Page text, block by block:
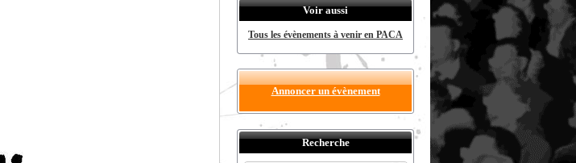
Voir aussi
Tous les évènements à venir en PACA
Annoncer un évènement
Recherche